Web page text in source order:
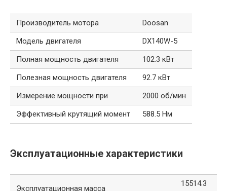
Производитель мотора
Doosan
Модель двигателя
DX140W-5
Полная мощность двигателя
102.3 кВт
Полезная мощность двигателя
92.7 кВт
Измерение мощности при
2000 об/мин
Эффективный крутящий момент
588.5 Нм
Эксплуатационные характеристики
Эксплуатационная масса
15514.3